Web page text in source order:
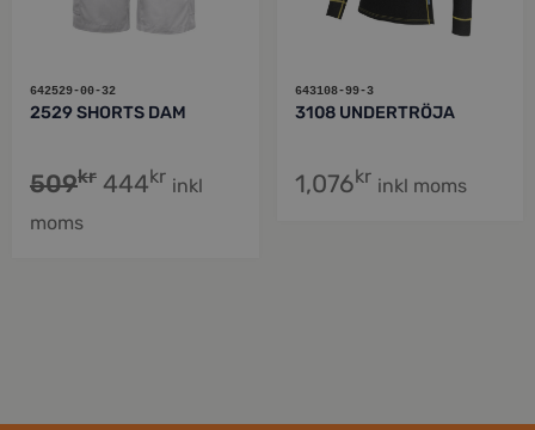
642529-00-32
2529 SHORTS DAM
509kr 444kr inkl
moms
643108-99-3
3108 UNDERTRÖJA
1,076kr inkl moms